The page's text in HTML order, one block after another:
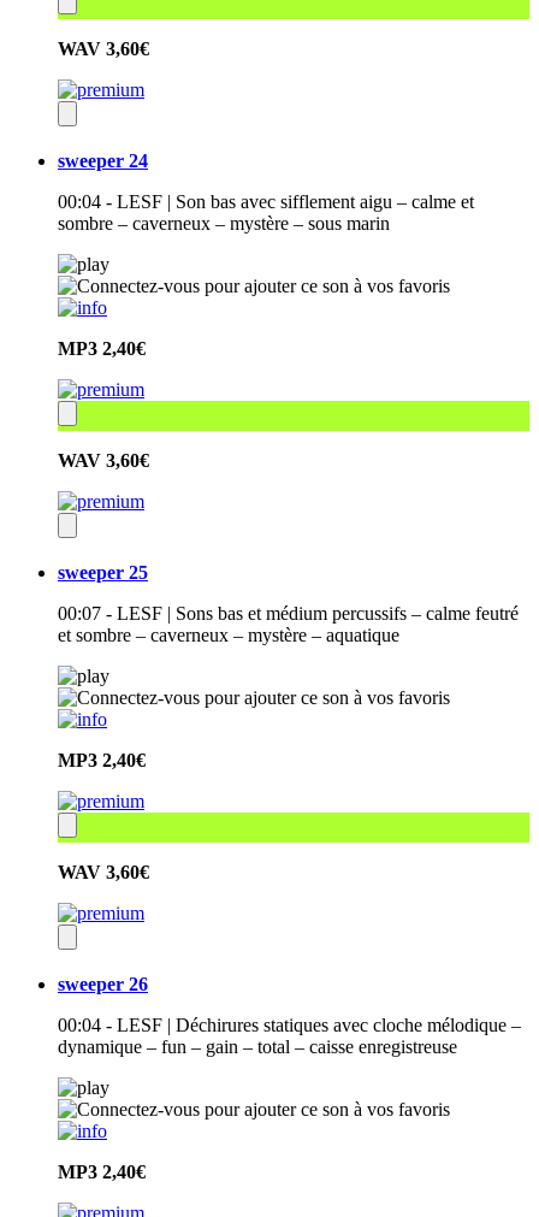
WAV 3,60€
sweeper 24
00:04 - LESF | Son bas avec sifflement aigu – calme et
sombre – caverneux – mystère – sous marin
MP3 2,40€
WAV 3,60€
sweeper 25
00:07 - LESF | Sons bas et médium percussifs – calme feutré
et sombre – caverneux – mystère – aquatique
MP3 2,40€
WAV 3,60€
sweeper 26
00:04 - LESF | Déchirures statiques avec cloche mélodique –
dynamique – fun – gain – total – caisse enregistreuse
MP3 2,40€